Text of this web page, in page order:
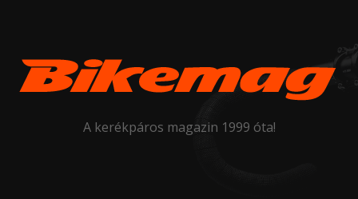
A kerékpáros magazin 1999 óta!